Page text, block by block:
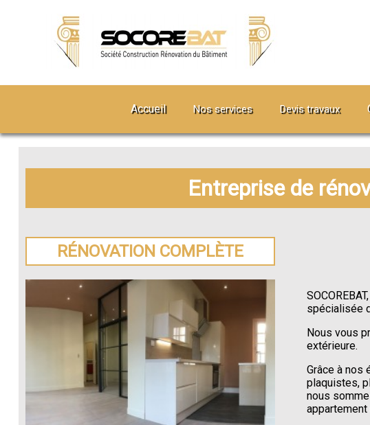
Accueil Nos services Devis travaux
Entreprise de
RÉNOVATION COMPLÈTE
spécialisée
Nous vous
extérieure.
Grâce à nos
plaquistes,
nous
appartement